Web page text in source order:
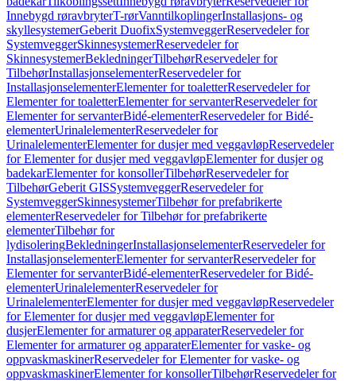
Innebygd røravbryterT-rørVanntilkoplingerInstallasjons- og
skyllesystemerGeberit DuofixSystemveggerReservedeler for
SystemveggerSkinnesystemerReservedeler for
SkinnesystemerBekledningerTilbehørReservedeler for
TilbehørInstallasjonselementerReservedeler for
InstallasjonselementerElementer for toaletterReservedeler for
Elementer for toaletterElementer for servanterReservedeler for
Elementer for servanterBidé-elementerReservedeler for Bidé-
elementerUrinalelementerReservedeler for
UrinalelementerElementer for dusjer med veggavløpReservedeler
for Elementer for dusjer med veggavløpElementer for dusjer og
badekarElementer for konsollerTilbehørReservedeler for
TilbehørGeberit GISSystemveggerReservedeler for
SystemveggerSkinnesystemerTilbehør for prefabrikerte
elementerReservedeler for Tilbehør for prefabrikerte
elementerTilbehør for
lydisoleringBekledningerInstallasjonselementerReservedeler for
InstallasjonselementerElementer for servanterReservedeler for
Elementer for servanterBidé-elementerReservedeler for Bidé-
elementerUrinalelementerReservedeler for
UrinalelementerElementer for dusjer med veggavløpReservedeler
for Elementer for dusjer med veggavløpElementer for
dusjerElementer for armaturer og apparaterReservedeler for
Elementer for armaturer og apparaterElementer for vaske- og
oppvaskmaskinerReservedeler for Elementer for vaske- og
oppvaskmaskinerElementer for konsollerTilbehørReservedeler for